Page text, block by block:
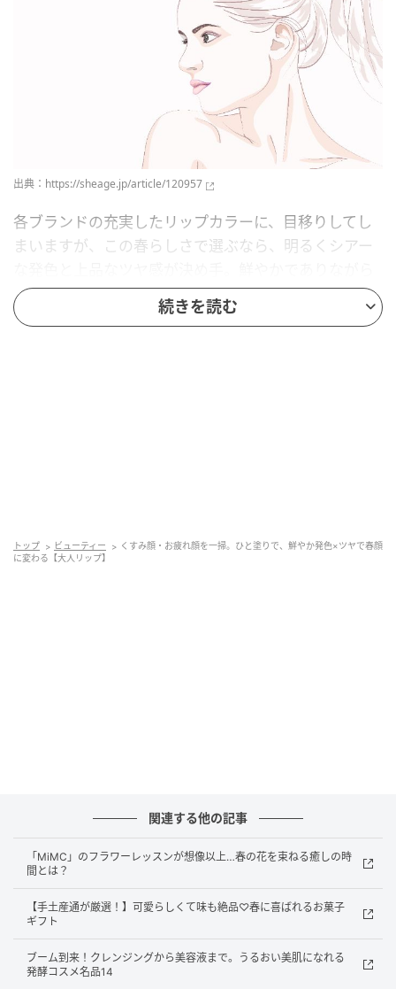
出典： https://sheage.jp/article/120957
各ブランドの充実したリップカラーに、目移りしてし
まいますが、この春らしさで選ぶなら、明るくシアー
派手すぎず、盛りすぎないナチュラルな輝きが、洗練
さと抜け感の絶妙なバランスを叶えます。輪郭を取ら
出典：https://sheage.jp/article/120957
唇の上でとろけるような、なめらかな塗り心地。みず
みずしくのび広がり、唇の動きに合わせてフィット
し、つけたての仕上がりが続きます。ツヤ高いオイル
をふんだんに使用しながらも、ベタつきにくく、唇を
続きを読む
トップ ビューティー
くすみ顔・お疲れ顔を一掃。ひと塗りで、鮮やか発色×ツヤで春顔
に変わる【大人リップ】
関連する他の記事
「MiMC」のフラワーレッスンが想像以上…春の花を束ねる癒しの時
間とは？
【手土産通が厳選！】可愛らしくて味も絶品♡春に喜ばれるお菓子
ギフト
ブーム到来！クレンジングから美容液まで。うるおい美肌になれる
発酵コスメ名品14